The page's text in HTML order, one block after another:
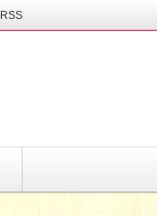
RSS